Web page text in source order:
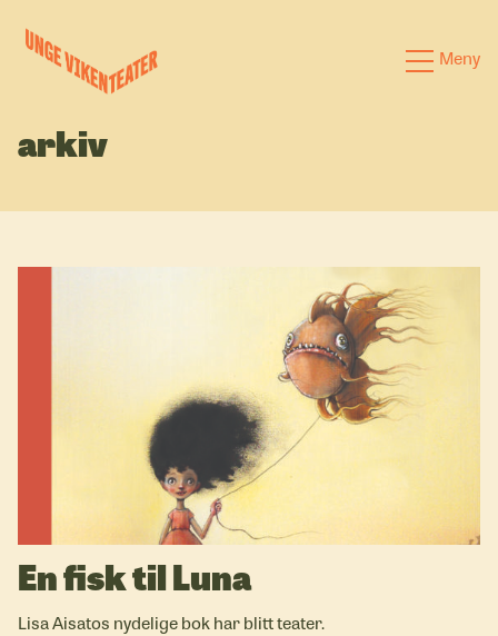
Meny
Forestillinger
arkiv
En fisk til Luna
Lisa Aisatos nydelige bok har blitt teater.